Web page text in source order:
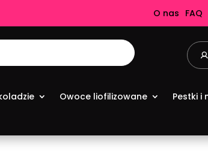
O nas FAQ
Owoce liofilizowane Pestki i